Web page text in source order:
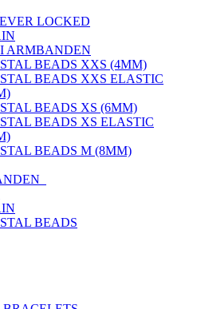
LOCKED
ARMBANDEN
BEADS XXS (4MM)
BEADS XXS ELASTIC
BEADS XS (6MM)
BEADS XS ELASTIC
BEADS M (8MM)
BEADS